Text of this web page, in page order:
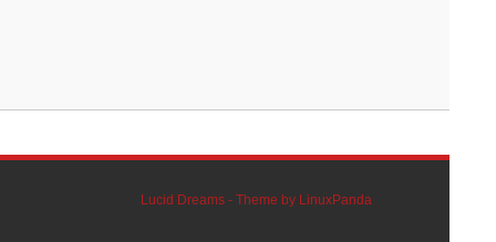
Lucid Dreams - Theme by LinuxPanda